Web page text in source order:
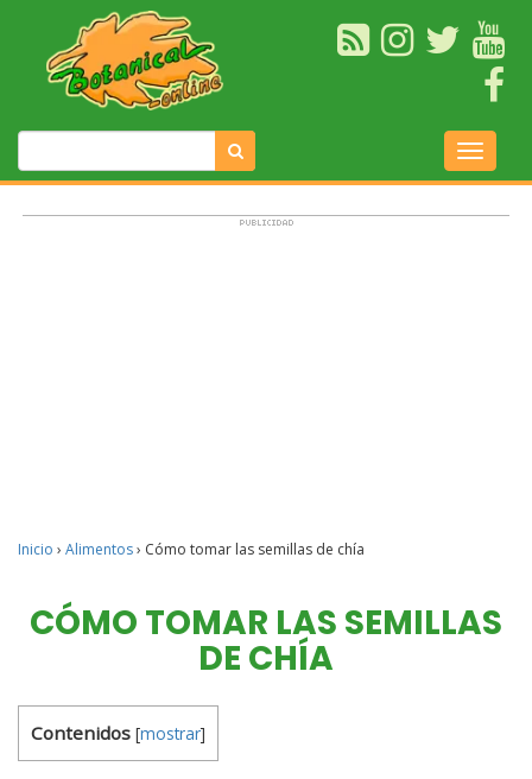
Inicio › Alimentos› Cómo tomar las semillas de chía
CÓMO TOMAR LAS SEMILLAS
DE CHÍA
Contenidos [mostrar]